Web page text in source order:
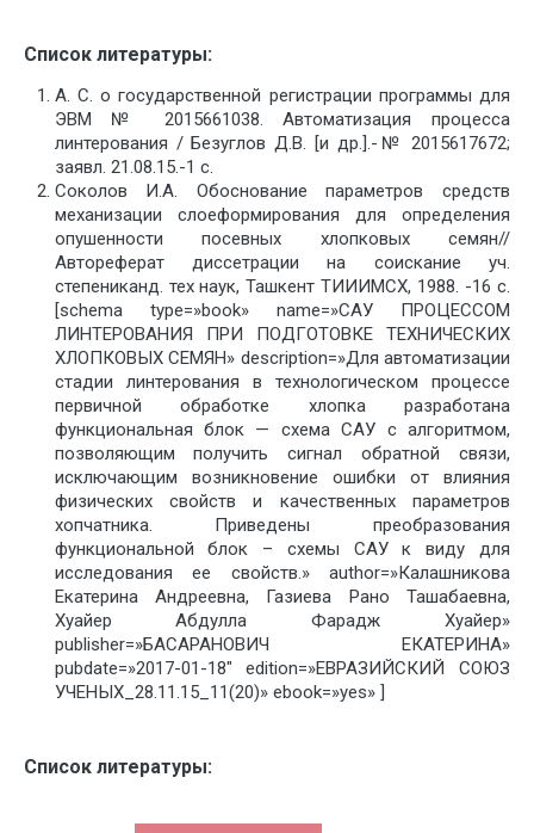
Список литературы:
А. С. о государственной регистрации программы для
ЭВМ № 2015661038. Автоматизация процесса
линтерования / Безуглов Д.В. [и др.].-№ 2015617672;
заявл. 21.08.15.-1 с.
Соколов И.А. Обоснование параметров средств
механизации слоеформирования для определения
опушенности посевных хлопковых семян//
Автореферат диссетрации на соискание уч.
степениканд. тех наук, Ташкент ТИИИМСХ, 1988. -16 с.
[schema type=»book» name=»САУ ПРОЦЕССОМ
ЛИНТЕРОВАНИЯ ПРИ ПОДГОТОВКЕ ТЕХНИЧЕСКИХ
ХЛОПКОВЫХ СЕМЯН» description=»Для автоматизации
стадии линтерования в технологическом процессе
первичной обработке хлопка разработана
функциональная блок — схема САУ с алгоритмом,
позволяющим получить сигнал обратной связи,
исключающим возникновение ошибки от влияния
физических свойств и качественных параметров
хопчатника. Приведены преобразования
функциональной блок – схемы САУ к виду для
исследования ее свойств.» author=»Калашникова
Екатерина Андреевна, Газиева Рано Ташабаевна,
Хуайер Абдулла Фарадж Хуайер»
publisher=»БАСАРАНОВИЧ ЕКАТЕРИНА»
pubdate=»2017-01-18″ edition=»ЕВРАЗИЙСКИЙ СОЮЗ
УЧЕНЫХ_28.11.15_11(20)» ebook=»yes» ]
Список литературы: